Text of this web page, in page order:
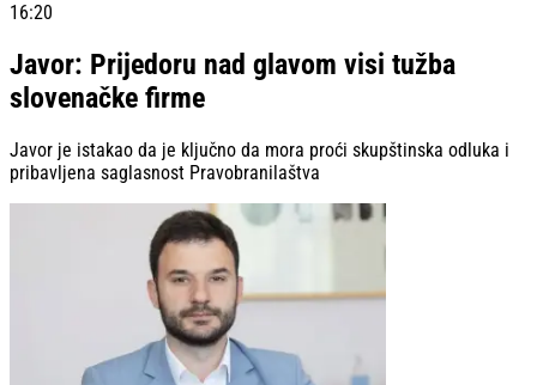
16:20
Javor: Prijedoru nad glavom visi tužba
slovenačke firme
Javor je istakao da je ključno da mora proći skupštinska odluka i
pribavljena saglasnost Pravobranilaštva